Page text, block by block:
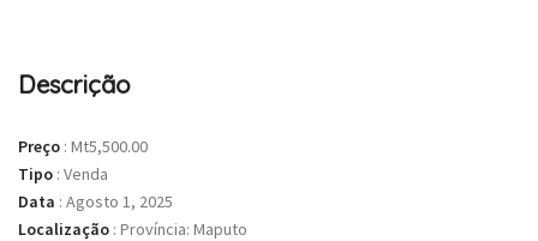
Descrição
Preço : Mt5,500.00
Tipo : Venda
Data : Agosto 1, 2025
Localização : Província: Maputo